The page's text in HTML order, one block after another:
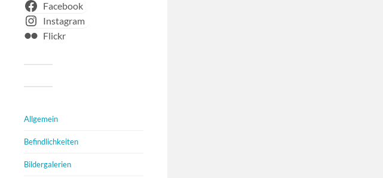
Facebook
Instagram
Flickr
Allgemein
Befindlichkeiten
Bildergalerien